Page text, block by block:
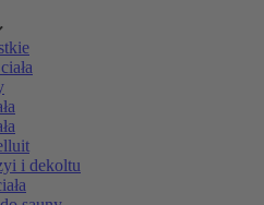
i dekoltu